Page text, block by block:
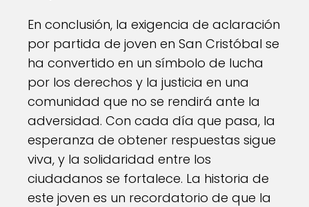
En conclusión, la exigencia de aclaración
por partida de joven en San Cristóbal se
ha convertido en un símbolo de lucha
por los derechos y la justicia en una
comunidad que no se rendirá ante la
adversidad. Con cada día que pasa, la
esperanza de obtener respuestas sigue
viva, y la solidaridad entre los
ciudadanos se fortalece. La historia de
este joven es un recordatorio de que la